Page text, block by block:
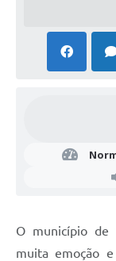
O município de
muita emoção